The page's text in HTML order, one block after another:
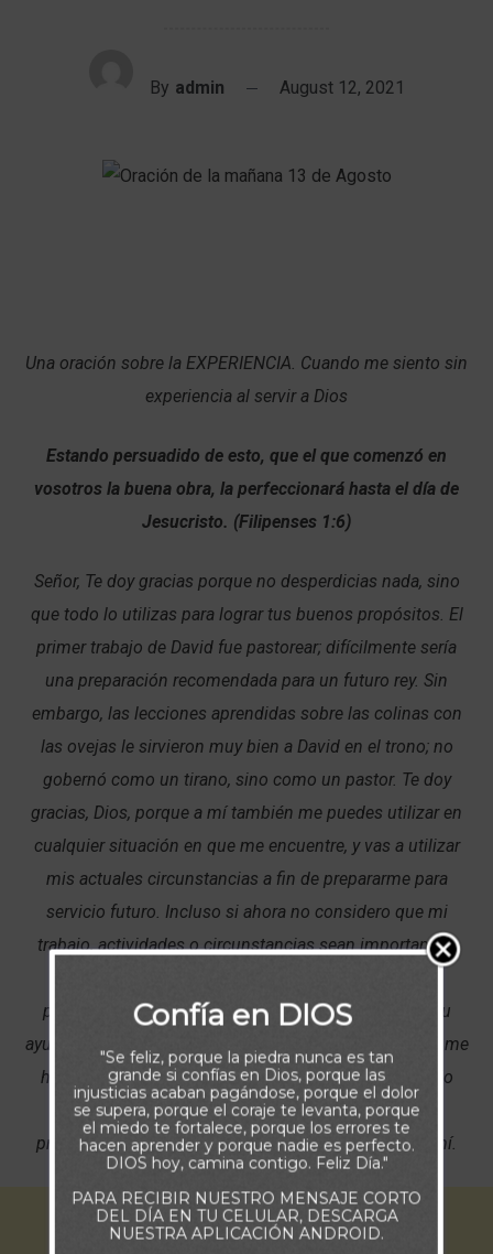
By admin August 12, 2021
Una oración sobre la EXPERIENCIA. Cuando me siento sin
experiencia al servir a Dios
Estando persuadido de esto, que el que comenzó en
vosotros la buena obra, la perfeccionará hasta el día de
Jesucristo. (Filipenses 1:6)
Señor, Te doy gracias porque no desperdicias nada, sino
que todo lo utilizas para lograr tus buenos propósitos. El
primer trabajo de David fue pastorear; difícilmente sería
una preparación recomendada para un futuro rey. Sin
embargo, las lecciones aprendidas sobre las colinas con
las ovejas le sirvieron muy bien a David en el trono; no
gobernó como un tirano, sino como un pastor. Te doy
gracias, Dios, porque a mí también me puedes utilizar en
cualquier situación en que me encuentre, y vas a utilizar
mis actuales circunstancias a fin de prepararme para
servicio futuro. Incluso si ahora no considero que mi
trabajo, actividades o circunstancias sean importantes,
preparando para un servicio futuro. Padre, necesito tu
ayuda para sacar el máximo provecho del lugar en que me
has puesto en este momento. Permite que mi servicio
para Ti en el presente se convierta en un tiempo de
preparación para el futuro que tienes planeado para mí.
Confía en DIOS
"Se feliz, porque la piedra nunca es tan
grande si confías en Dios, porque las
injusticias acaban pagándose, porque el dolor
se supera, porque el coraje te levanta, porque
el miedo te fortalece, porque los errores te
hacen aprender y porque nadie es perfecto.
DIOS hoy, camina contigo. Feliz Día."
PARA RECIBIR NUESTRO MENSAJE CORTO
DEL DÍA EN TU CELULAR, DESCARGA
NUESTRA APLICACIÓN ANDROID.